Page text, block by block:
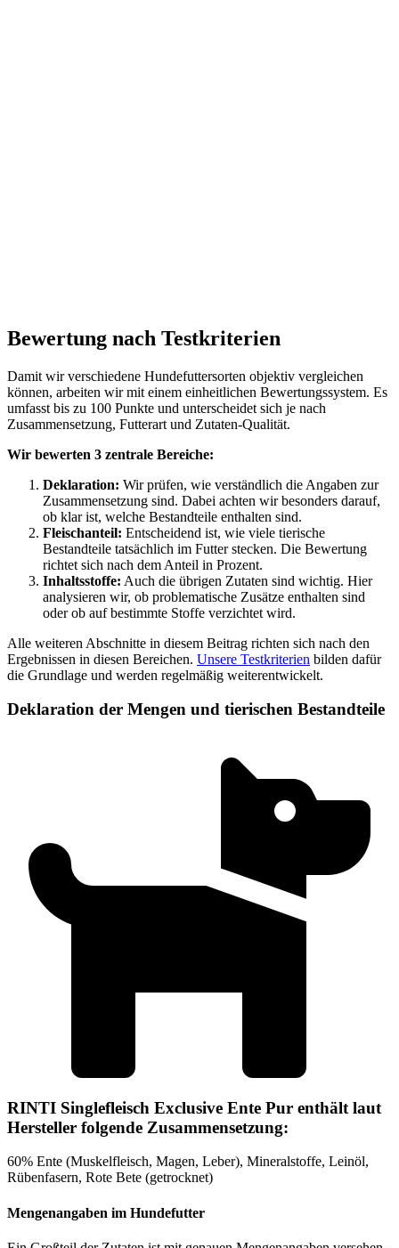
Bewertung nach Testkriterien
Damit wir verschiedene Hundefuttersorten objektiv vergleichen
können, arbeiten wir mit einem einheitlichen Bewertungssystem. Es
umfasst bis zu 100 Punkte und unterscheidet sich je nach
Zusammensetzung, Futterart und Zutaten-Qualität.
Wir bewerten 3 zentrale Bereiche:
Deklaration: Wir prüfen, wie verständlich die Angaben zur
Zusammensetzung sind. Dabei achten wir besonders darauf,
ob klar ist, welche Bestandteile enthalten sind.
Fleischanteil: Entscheidend ist, wie viele tierische
Bestandteile tatsächlich im Futter stecken. Die Bewertung
richtet sich nach dem Anteil in Prozent.
Inhaltsstoffe: Auch die übrigen Zutaten sind wichtig. Hier
analysieren wir, ob problematische Zusätze enthalten sind
oder ob auf bestimmte Stoffe verzichtet wird.
Alle weiteren Abschnitte in diesem Beitrag richten sich nach den
Ergebnissen in diesen Bereichen. Unsere Testkriterien bilden dafür
die Grundlage und werden regelmäßig weiterentwickelt.
Deklaration der Mengen und tierischen Bestandteile
RINTI Singlefleisch Exclusive Ente Pur enthält laut
Hersteller folgende Zusammensetzung:
60% Ente (Muskelfleisch, Magen, Leber), Mineralstoffe, Leinöl,
Rübenfasern, Rote Bete (getrocknet)
Mengenangaben im Hundefutter